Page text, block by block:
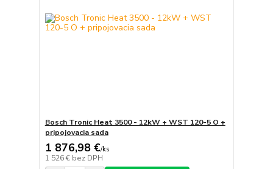
Bosch Tronic Heat 3500 - 12kW + WST 120-5 O +
pripojovacia sada
1 876,98 €/ks
1 526 € bez DPH